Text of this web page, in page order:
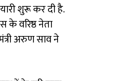
शुरू कर दी है.
के वरिष्ठ नेता
अरुण साव ने